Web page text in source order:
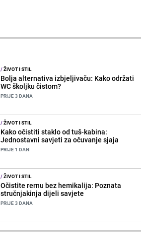
/ŽIVOT I STIL
Bolja alternativa izbjeljivaču: Kako održati
WC školjku čistom?
PRIJE 3 DANA
/ŽIVOT I STIL
Kako očistiti staklo od tuš-kabina:
Jednostavni savjeti za očuvanje sjaja
PRIJE 1 DAN
/ŽIVOT I STIL
Očistite rernu bez hemikalija: Poznata
stručnjakinja dijeli savjete
PRIJE 3 DANA